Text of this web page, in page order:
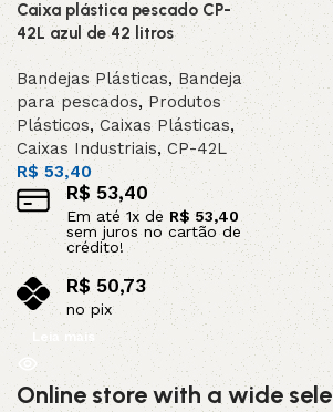
SOB ENCOMEND
DESTAQUE
Caixa plástica pescado CP-
42L azul de 42 litros
Bandejas Plásticas, Bandeja
para pescados, Produtos
Plásticos,Caixas Plásticas,
Caixas Industriais, CP-42L
R$53,40
R$ 53,40
Em até1x de R$ 53,40
sem juros no cartão de
crédito!
R$ 50,73
no pix
Leia mais
Online store with a wide